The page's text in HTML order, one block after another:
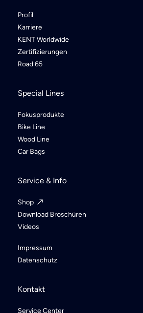
Profil
Karriere
KENT Worldwide
Zertifizierungen
Road 65
Special Lines
Fokusprodukte
Bike Line
Wood Line
Car Bags
Service & Info
Shop
Download Broschüren
Videos
Impressum
Datenschutz
Kontakt
Service Center